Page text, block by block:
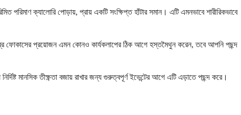
পরিমাণ ক্যালোরি পোড়ায়, প্রায় একটি সংক্ষিপ্ত হাঁটার সমান। এটি এমনভাবে শারীরিকভাবে
ফোকাসের প্রয়োজন এমন কোনও কার্যকলাপের ঠিক আগে হস্তমৈথুন করেন, তবে আপনি পছন্দ
মানসিক তীক্ষ্ণতা বজায় রাখার জন্য গুরুত্বপূর্ণ ইভেন্টের আগে এটি এড়াতে পছন্দ করে।